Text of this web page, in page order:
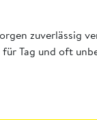
zuverlässig
Tag und oft